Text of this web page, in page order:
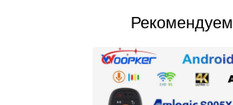
Рекомендуем